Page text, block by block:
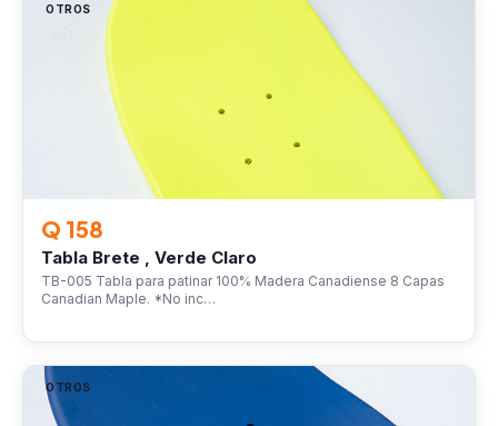
OTROS
Q 158
Tabla Brete , Verde Claro
TB-005 Tabla para patinar 100% Madera Canadiense 8 Capas
Canadian Maple. *No inc…
OTROS